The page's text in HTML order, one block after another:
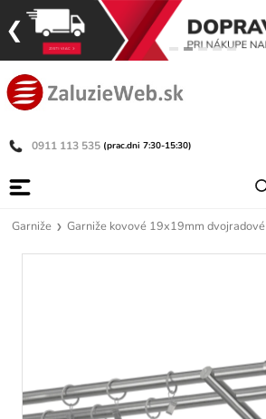
0911 113 535 (prac.dni 7:30-15:30)
Garniže Garniže kovové 19x19mm dvojradové